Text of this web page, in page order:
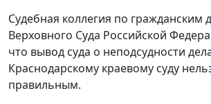
Судебная коллегия по гражданским
Верховного Суда Российской
что вывод суда о неподсудности
Краснодарскому краевому суду
правильным.